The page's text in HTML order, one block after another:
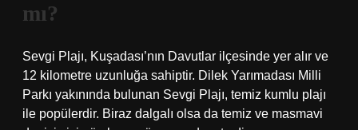
mı?
Sevgi Plajı, Kuşadası’nın Davutlar ilçesinde yer alır ve
12 kilometre uzunluğa sahiptir. Dilek Yarımadası Milli
Parkı yakınında bulunan Sevgi Plajı, temiz kumlu plajı
ile popülerdir. Biraz dalgalı olsa da temiz ve masmavi